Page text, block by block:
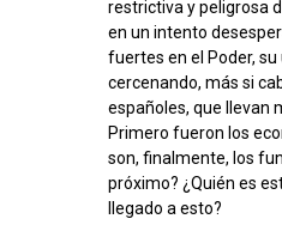
restrictiva y peligrosa
en un intento
fuertes en el Poder,
cercenando, más si
españoles, que llevan
Primero fueron los
son, finalmente, los
próximo? ¿Quién es
llegado a esto?